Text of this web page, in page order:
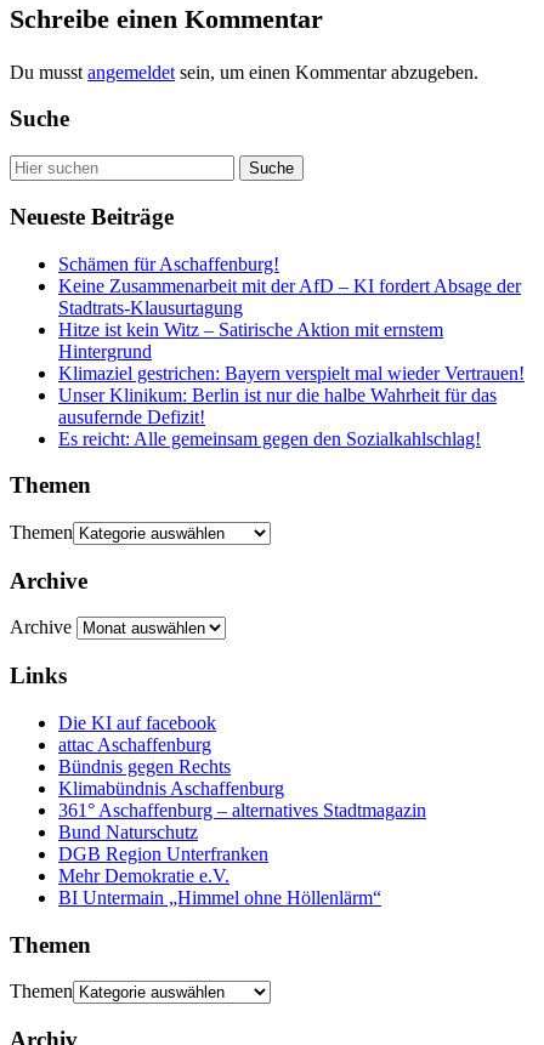
Schreibe einen Kommentar
Du musst angemeldet sein, um einen Kommentar abzugeben.
Suche
Neueste Beiträge
Schämen für Aschaffenburg!
Keine Zusammenarbeit mit der AfD – KI fordert Absage der
Stadtrats-Klausurtagung
Hitze ist kein Witz – Satirische Aktion mit ernstem
Hintergrund
Klimaziel gestrichen: Bayern verspielt mal wieder Vertrauen!
Unser Klinikum: Berlin ist nur die halbe Wahrheit für das
ausufernde Defizit!
Es reicht: Alle gemeinsam gegen den Sozialkahlschlag!
Themen
Themen
Archive
Archive
Links
Die KI auf facebook
attac Aschaffenburg
Bündnis gegen Rechts
Klimabündnis Aschaffenburg
361° Aschaffenburg – alternatives Stadtmagazin
Bund Naturschutz
DGB Region Unterfranken
Mehr Demokratie e.V.
BI Untermain „Himmel ohne Höllenlärm“
Themen
Themen
Archiv